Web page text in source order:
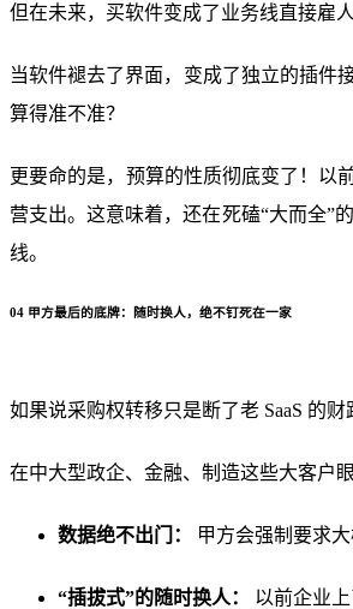
但在未来，买软件变成了业务线直接雇人
当软件褪去了界面，变成了独立的插件
算得准不准？
更要命的是，预算的性质彻底变了！以
营支出。这意味着，还在死磕“大而全”
线。
04 甲方最后的底牌：随时换人，绝不钉死在一家
如果说采购权转移只是断了老 SaaS 的
在中大型政企、金融、制造这些大客户
数据绝不出门： 甲方会强制要求
“插拔式”的随时换人：
以前企业